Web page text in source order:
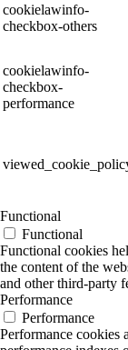
cookielawinfo-
checkbox-others
cookielawinfo-
checkbox-
performance
Functional
Functional
Functional cookies
the content of the
and other third-party
Performance
Performance
Performance cookies